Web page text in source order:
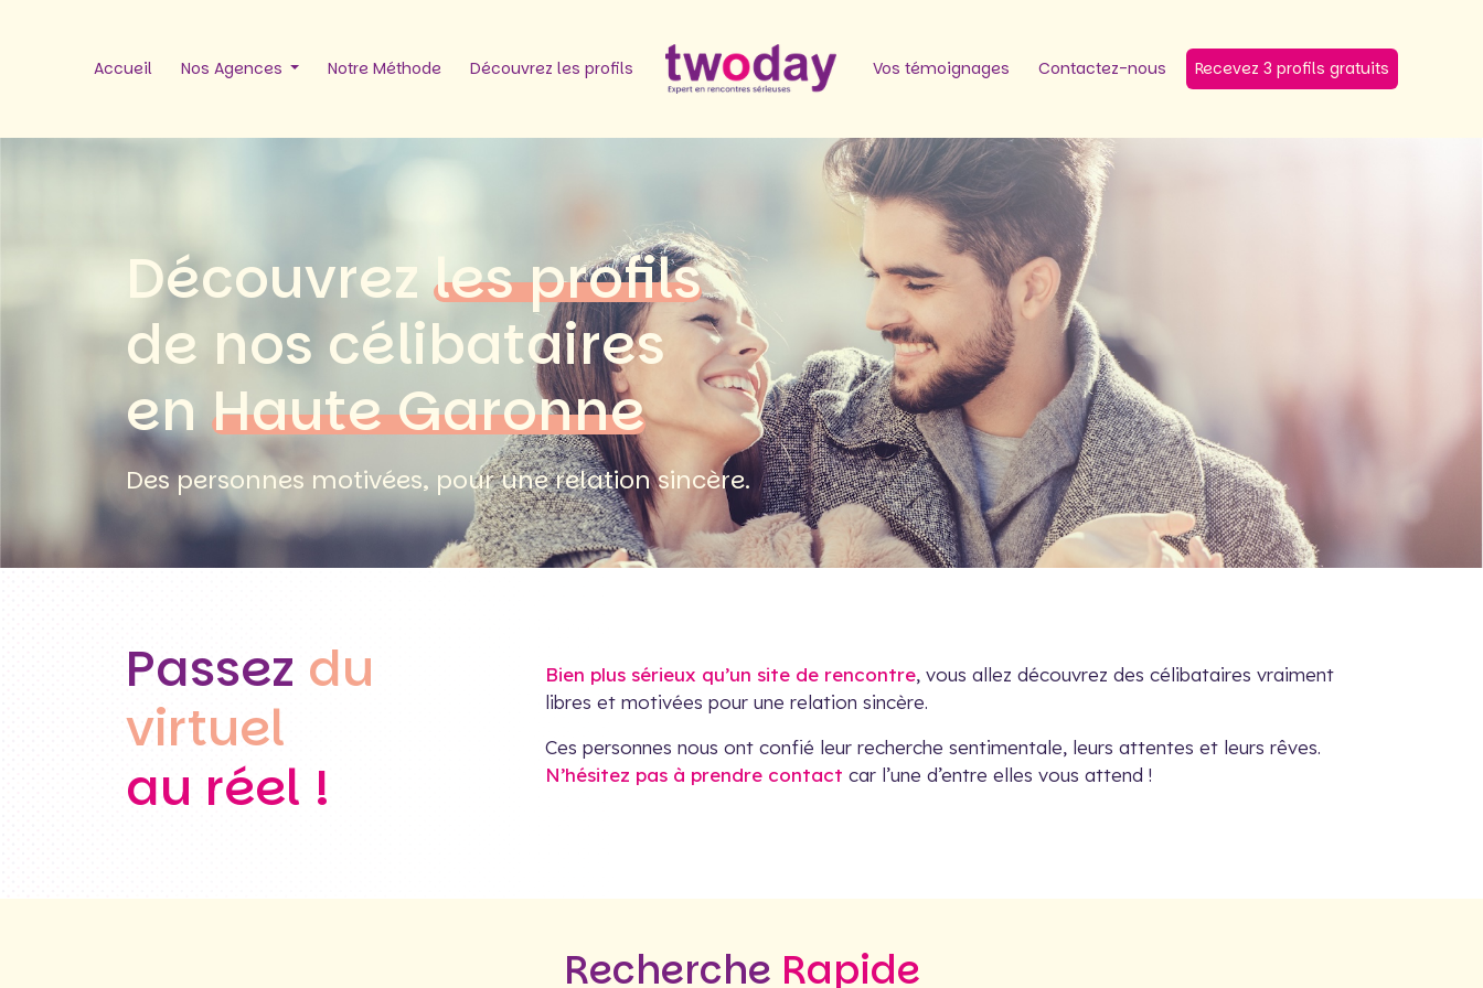
Accueil Nos Agences Notre Méthode Découvrez les profils Vos témoignages Contactez-nous Recevez 3 profils gratuits
Découvrez les profils
de nos célibataires
enHaute Garonne
Des personnes motivées, pour une relation sincère.
Passez du
virtuel
au réel !
Bien plus sérieux qu’un site de rencontre, vous allez découvrez des célibataires vraiment
libres et motivées pour une relation sincère.
Ces personnes nous ont confié leur recherche sentimentale, leurs attentes et leurs rêves.
N’hésitez pas à prendre contact car l’une d’entre elles vous attend !
Recherche Rapide